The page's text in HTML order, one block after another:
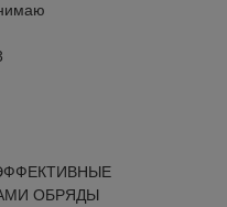
ОБРЯДЫ